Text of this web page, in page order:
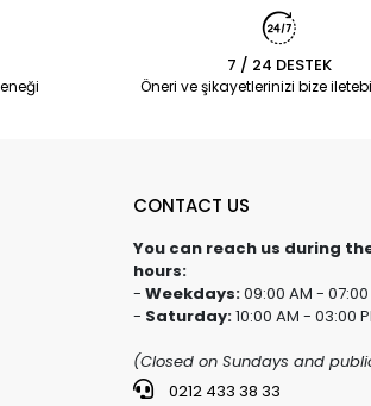
7 / 24 DESTEK
Öneri ve şikayetlerinizi bize
CONTACT US
You can reach us during
hours:
- Weekdays:09:00 AM - 07:00
- Saturday:10:00 AM - 03:00
(Closed on Sundays and
0212 433 38 33